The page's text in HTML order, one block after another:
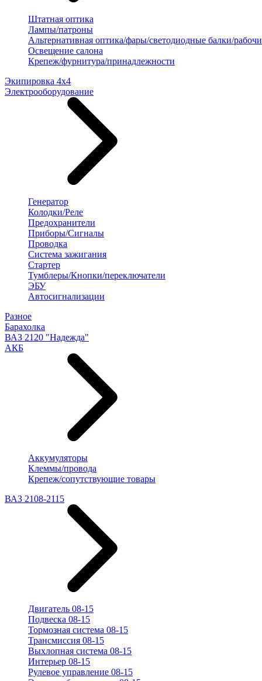
Штатная оптика
Лампы/патроны
Альтернативная оптика/фары/светодиодные балки/
Освещение салона
Крепеж/фурнитура/принадлежности
Экипировка 4х4
Электрооборудование
Генератор
Колодки/Реле
Предохранители
Приборы/Сигналы
Проводка
Система зажигания
Стартер
Тумблеры/Кнопки/переключатели
ЭБУ
Автосигнализации
Разное
Барахолка
ВАЗ 2120 "Надежда"
АКБ
Аккумуляторы
Клеммы/провода
Крепеж/сопутствующие товары
ВАЗ 2108-2115
Двигатель 08-15
Подвеска 08-15
Тормозная система 08-15
Трансмиссия 08-15
Выхлопная система 08-15
Интерьер 08-15
Рулевое управление 08-15